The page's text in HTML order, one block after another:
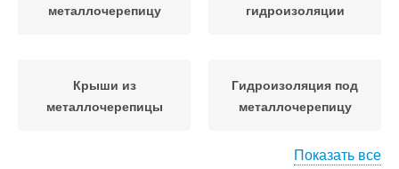
металлочерепицу
гидроизоляции
Крыши из
металлочерепицы
Гидроизоляция под
металлочерепицу
Показать все